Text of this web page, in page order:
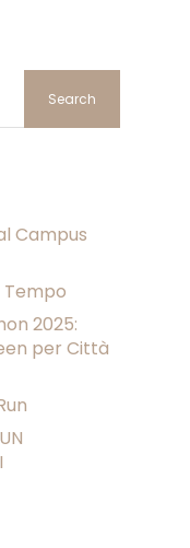
Campus
Tempo
2025:
per Città